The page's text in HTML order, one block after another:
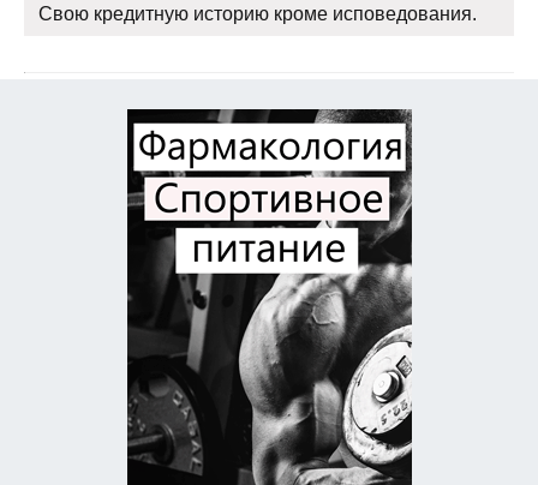
Свою кредитную историю кроме исповедования.